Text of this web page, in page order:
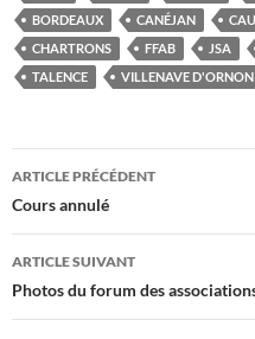
BORDEAUX
CANÉJAN
CHARTRONS
FFAB JSA
TALENCE
VILLENAVE D'ORNON
Navigation
des
articles
ARTICLE PRÉCÉDENT
Cours annulé
ARTICLE SUIVANT
Photos du forum des